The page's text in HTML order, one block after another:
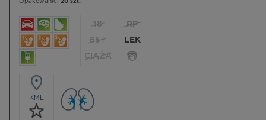
Opakowanie: 20 szt.
18
65+
CIĄŻA
RP
LEK
KML